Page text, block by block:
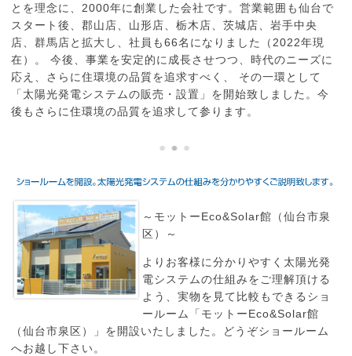
とを理念に、2000年に創業した会社です。営業範囲も仙台で
スタート後、郡山店、山形店、栃木店、茨城店、岩手中央
店、群馬店と拡大し、社員も66名になりました（2022年現
在）。 今後、事業を安定的に成長させつつ、時代のニーズに
応え、さらに住環境の品質を追求すべく、 その一環として
「太陽光発電システムの販売・設置」を開始致しました。今
後もさらに住環境の品質を追求して参ります。
～モットーEco&Solar館（仙台市泉
区）～
よりお客様に分かりやすく太陽光発
電システムの仕組みをご理解頂ける
よう、実物を見て比較もできるショ
ールーム「モットーEco&Solar館
（仙台市泉区）」を開設いたしました。どうぞショールーム
へお越し下さい。